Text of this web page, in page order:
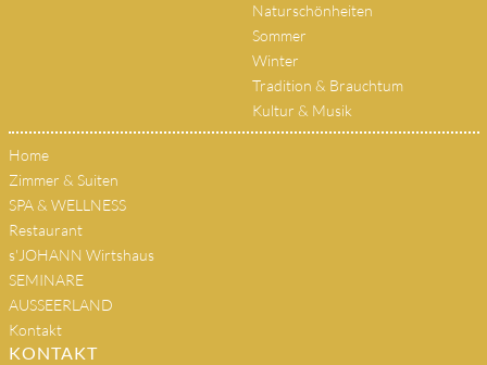
Naturschönheiten
Sommer
Winter
Tradition & Brauchtum
Kultur & Musik
Home
Zimmer & Suiten
SPA & WELLNESS
Restaurant
s'JOHANN Wirtshaus
SEMINARE
AUSSEERLAND
Kontakt
KONTAKT